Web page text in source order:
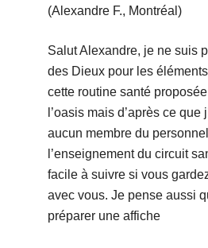
(Alexandre F., Montréal)
Salut Alexandre, je ne suis
des Dieux pour les
cette routine santé
l’oasis mais d’après ce que
aucun membre du
l’enseignement du circuit
facile à suivre si vous
avec vous. Je pense aussi
préparer une affiche